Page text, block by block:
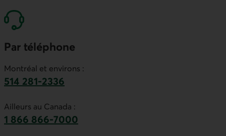
Par téléphone
Montréal et environs :
514 281-2336
Ailleurs au Canada :
1 866 866-7000